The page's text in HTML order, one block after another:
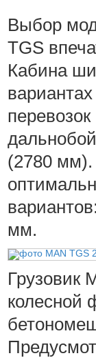
Выбор
TGS
Кабина
(2780
мм.
Грузовик
колесной